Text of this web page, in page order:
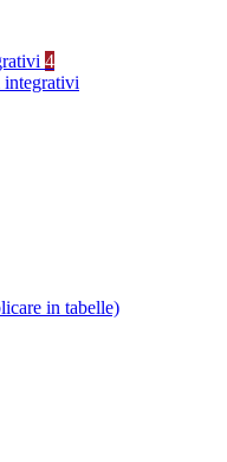
4
integrativi
in tabelle)